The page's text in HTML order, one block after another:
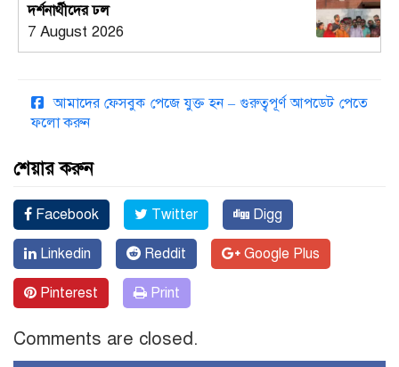
দর্শনার্থীদের ঢল
7 August 2026
আমাদের ফেসবুক পেজে যুক্ত হন – গুরুত্বপূর্ণ আপডেট পেতে
ফলো করুন
শেয়ার করুন
Facebook Twitter Digg
Linkedin Reddit Google Plus
Pinterest Print
Comments are closed.